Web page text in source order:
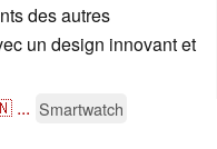
des autres
un design innovant et
... Smartwatch